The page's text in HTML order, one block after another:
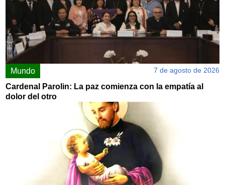
Mundo 7 de agosto de 2026
Cardenal Parolin: La paz comienza con la empatía al
dolor del otro